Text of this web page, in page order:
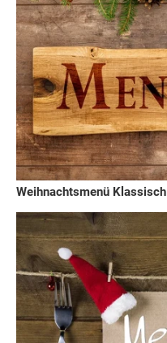
Weihnachtsmenü Klassisch